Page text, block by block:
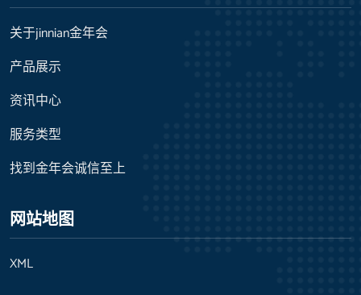
关于jinnian金年会
产品展示
资讯中心
服务类型
找到金年会诚信至上
网站地图
XML